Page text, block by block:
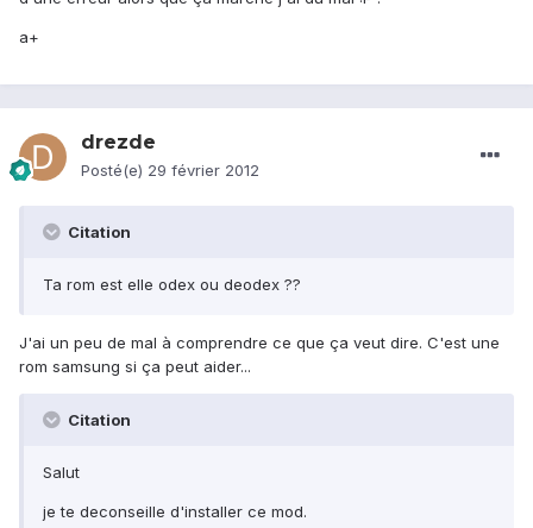
a+
drezde
Posté(e) 29 février 2012
Citation
Ta rom est elle odex ou deodex ??
J'ai un peu de mal à comprendre ce que ça veut dire. C'est une
rom samsung si ça peut aider...
Citation
Salut
je te deconseille d'installer ce mod.